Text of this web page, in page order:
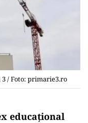
/ Foto: primarie3.ro
educaţional